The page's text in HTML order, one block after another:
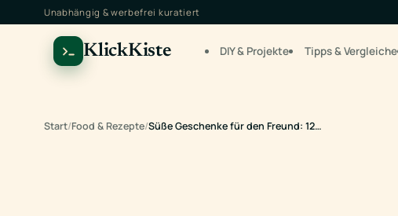
Unabhängig & werbefrei kuratiert
KlickKiste DIY & Projekte Tipps & Vergleiche
Start/Food & Rezepte/Süße Geschenke für den Freund: 12…